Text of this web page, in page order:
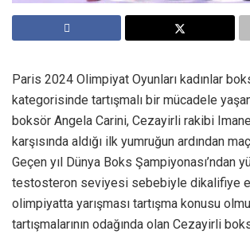
Paris 2024 Olimpiyat Oyunları kadınlar
kategorisinde tartışmalı bir mücadele
boksör Angela Carini, Cezayirli rakibi
karşısında aldığı ilk yumruğun ardından
Geçen yıl Dünya Boks Şampiyonası’ndan
testosteron seviyesi sebebiyle dikalifiye
olimpiyatta yarışması tartışma konusu
tartışmalarının odağında olan Cezayirli